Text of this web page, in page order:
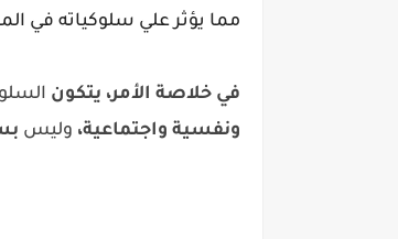
مما يؤثر علي سلوكياته في
في خلاصة الأمر، يتكون
ونفسية واجتماعية، وليس